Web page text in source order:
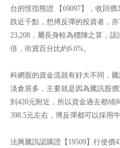
台的恆指熊證 【69097】，收回
跌近千點，想搏反彈的投資者，
23,208，屬長身較為穩陣之算，
倍，街貨百分比約6.6%。
科網股的資金流就有好大不同，
淡倉居多，主要就是因為騰訊股
到420元附近，所以資金過去都傾
398.5元左右，博反彈都可以採用牛
法興騰訊認購證【19509】行使價